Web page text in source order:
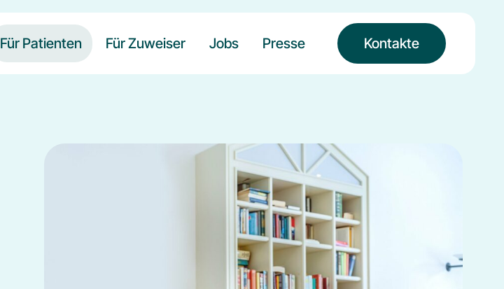
Für Patienten Für Zuweiser Jobs Presse Kontakte